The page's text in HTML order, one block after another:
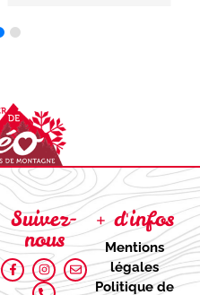
Suivez-
nous
+ d'infos
Mentions
légales
Politique de